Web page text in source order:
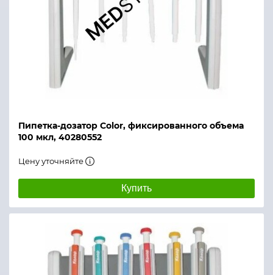
Пипетка-дозатор Color, фиксированного объема
100 мкл, 40280552
Цену уточняйте
Купить